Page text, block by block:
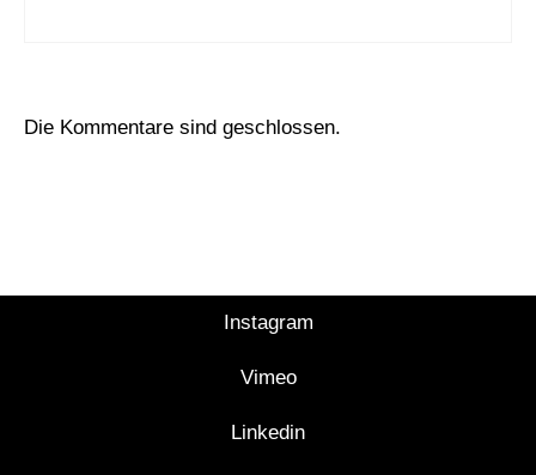
Die Kommentare sind geschlossen.
Instagram
Vimeo
Linkedin